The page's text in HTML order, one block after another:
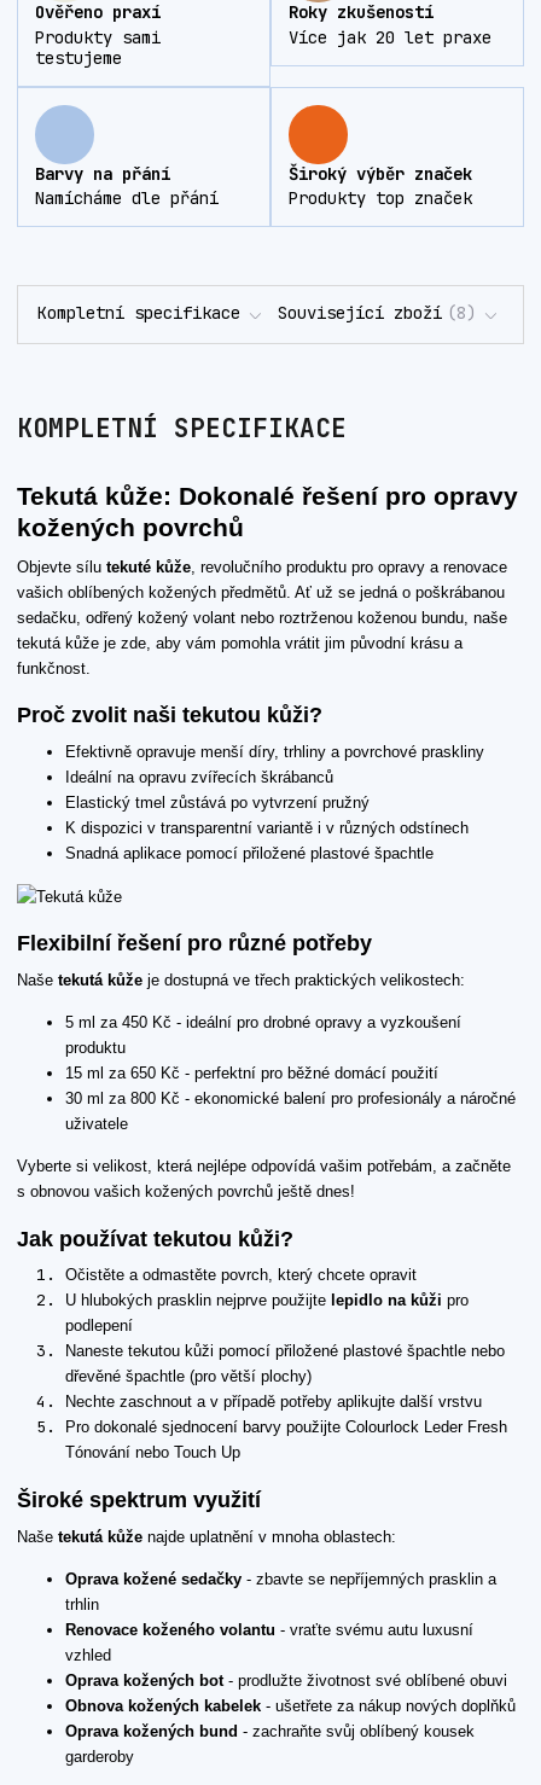
Ověřeno praxí
Produkty sami
testujeme
Roky zkušeností
Více jak 20 let praxe
Barvy na přání
Namícháme dle přání
Široký výběr značek
Produkty top značek
Kompletní specifikace Související zboží 8
KOMPLETNÍ SPECIFIKACE
Tekutá kůže: Dokonalé řešení pro opravy
kožených povrchů
Objevte sílu tekuté kůže , revolučního produktu pro opravy a renovace
vašich oblíbených kožených předmětů. Ať už se jedná o poškrábanou
sedačku, odřený kožený volant nebo roztrženou koženou bundu, naše
tekutá kůže je zde, aby vám pomohla vrátit jim původní krásu a
funkčnost.
Proč zvolit naši tekutou kůži?
Efektivně opravuje menší díry, trhliny a povrchové praskliny
Ideální na opravu zvířecích škrábanců
Elastický tmel zůstává po vytvrzení pružný
K dispozici v transparentní variantě i v různých odstínech
Snadná aplikace pomocí přiložené plastové špachtle
Flexibilní řešení pro různé potřeby
Naše tekutá kůže je dostupná ve třech praktických velikostech:
5 ml za 450 Kč - ideální pro drobné opravy a vyzkoušení
produktu
15 ml za 650 Kč - perfektní pro běžné domácí použití
30 ml za 800 Kč - ekonomické balení pro profesionály a náročné
uživatele
Vyberte si velikost, která nejlépe odpovídá vašim potřebám, a začněte
s obnovou vašich kožených povrchů ještě dnes!
Jak používat tekutou kůži?
Očistěte a odmastěte povrch, který chcete opravit
U hlubokých prasklin nejprve použijte lepidlo na kůži pro
podlepení
Naneste tekutou kůži pomocí přiložené plastové špachtle nebo
dřevěné špachtle (pro větší plochy)
Nechte zaschnout a v případě potřeby aplikujte další vrstvu
Pro dokonalé sjednocení barvy použijte Colourlock Leder Fresh
Tónování nebo Touch Up
Široké spektrum využití
Naše tekutá kůže najde uplatnění v mnoha oblastech:
Oprava kožené sedačky - zbavte se nepříjemných prasklin a
trhlin
Renovace koženého volantu - vraťte svému autu luxusní
vzhled
Oprava kožených bot- prodlužte životnost své oblíbené obuvi
Obnova kožených kabelek - ušetřete za nákup nových doplňků
Oprava kožených bund - zachraňte svůj oblíbený kousek
garderoby